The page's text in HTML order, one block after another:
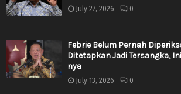
July 27, 2026 0
Febrie Belum Pernah
Ditetapkan Jadi Tersangka,
nya
July 13, 2026 0